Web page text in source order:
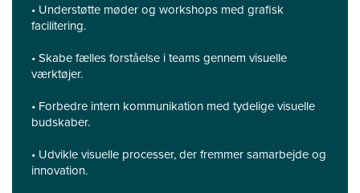
• Understøtte møder og workshops med grafisk
facilitering.
• Skabe fælles forståelse i teams gennem visuelle
værktøjer.
• Forbedre intern kommunikation med tydelige visuelle
budskaber.
• Udvikle visuelle processer, der fremmer samarbejde og
innovation.